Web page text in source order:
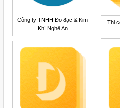
Công ty TNHH Đo đạc & Kim
Khí Nghệ An
Thi